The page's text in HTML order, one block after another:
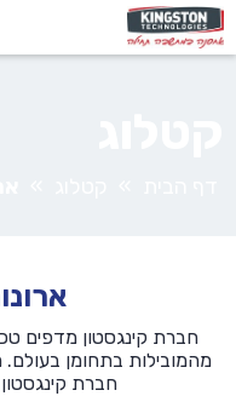
חברת קינגסטון מדפים
מהמובילות בתחומן בעולם.
חברת